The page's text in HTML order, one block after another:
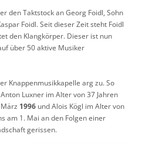
den Taktstock an Georg Foidl, Sohn
Foidl. Seit dieser Zeit steht Foidl
den Klangkörper. Dieser ist nun
über 50 aktive Musiker
Knappenmusikkapelle arg zu. So
Luxner im Alter von 37 Jahren
1996 und Alois Kögl im Alter von
am 1. Mai an den Folgen einer
gerissen.